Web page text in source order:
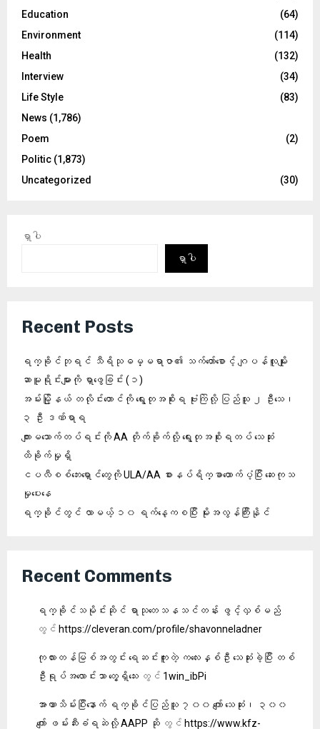
Education
(64)
Environment
(114)
Health
(132)
Interview
(34)
Life Style
(83)
News (1,786)
Poem
(2)
Politic (1,873)
Uncategorized
(30)
ရှာပါ
ရှာပါ
Recent Posts
ရက္ခိုင်ဘုရင် သီရိသုဓမ္မရာဇာ၏ သက်တော်စောင့် ဂျပန်လူမျိုး
ဆာမူရိုင်းများကို ရှာဖွေခြင်း (၁)
အမ်းမြို့နယ် တလိုင်းတောင်ကို ရွေးတုအစိုးရ ဗုံးကြဲလို့ ပြည်သူ ၂ ဦးသေ၊
၃ ဦး ဒဏ်ရာရ
ကျားမသောက်တပ်ရင်းကို AA တိုက်ခိုက်လို့ ရွေးတုအစိုးရတပ် သေဆုံး
ထိခိုက်မှုရှိ
ငပလီစစ်ဘေးရှောင်တွေကို ULA/AA စားနပ်ရိက္ခာထောက်ပံ့ပြီး ဆေးကုသ
မှုပေးနေ
ရက္ခိုင်တွင် လာမယ့် ၁၀ ရက်နေ့ကစပြီး မိုးအလွန်ကြီးနိုင်
Recent Comments
ရက္ခိုင်သမိုင်းဆိုင် ရာသုတေသနသင်တန်း ဖွင့်လှစ်မည်
တွင် https://cleveran.com/profile/shavonneladner
ကုလားတန်မြစ်အတွင်း ရေဆင်းကူးတဲ့ ကလေးနှစ်ဦး သေဆုံးခဲ့ပြီး တစ်
ဦးရုပ်အလောင်းသာ တွေ့ရှိသေး တွင် 1win_ibPi
အာဏာသိမ်းပြီးနောက် ရက္ခိုင်ပြည်သူ ၇၀၀ ကျော် သေဆုံး၊ ၃၀၀
ကျော် ဖမ်းဆီးခံရဆဲလို့ AAPP ဆို တွင် https://www.kfz-